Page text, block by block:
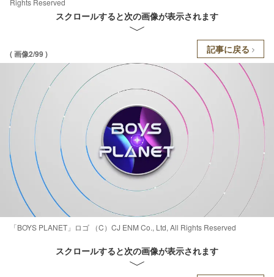
Rights Reserved
スクロールすると次の画像が表示されます
( 画像2/99 ) 記事に戻る
「BOYS PLANET」ロゴ （C）CJ ENM Co., Ltd, All Rights Reserved
スクロールすると次の画像が表示されます